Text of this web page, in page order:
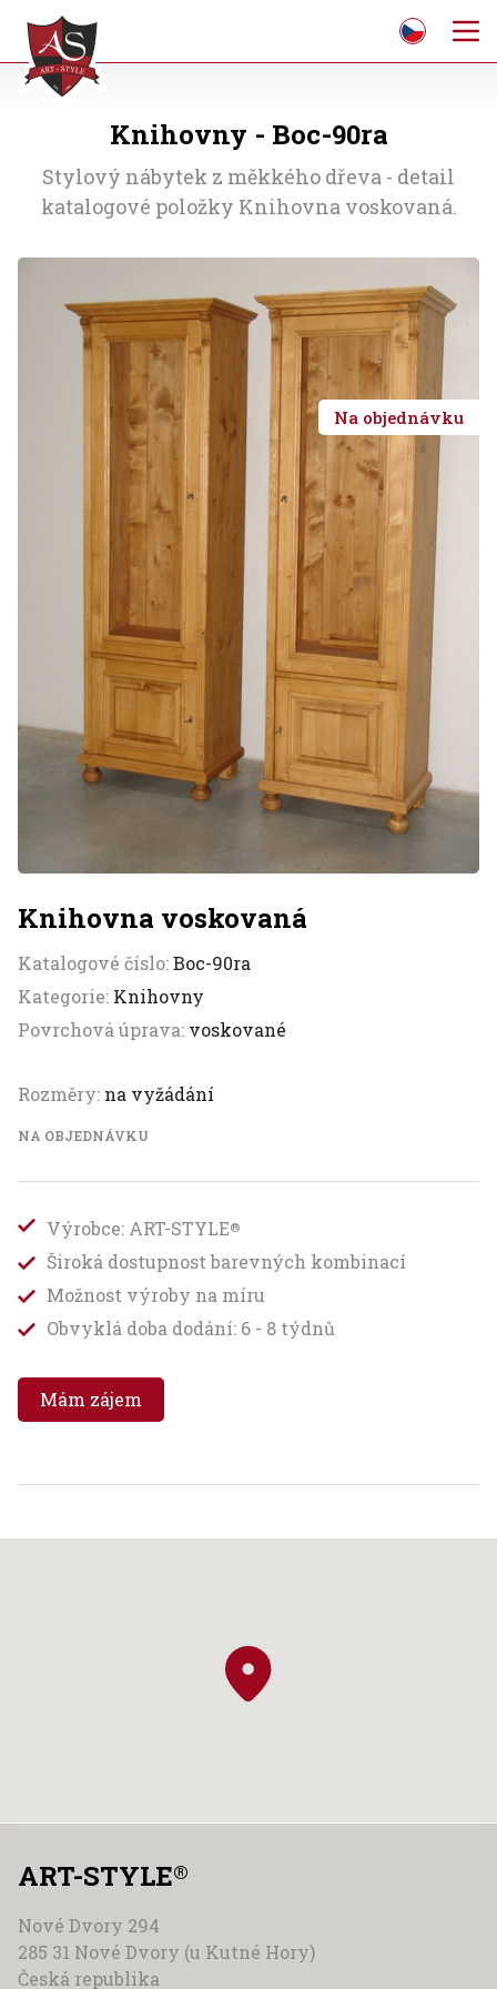
Knihovny - Boc-90ra
Stylový nábytek z měkkého dřeva - detail
katalogové položky Knihovna voskovaná.
Na objednávku
Knihovna voskovaná
Katalogové číslo:Boc-90ra
Kategorie: Knihovny
Povrchová úprava: voskované
Rozměry: na vyžádání
NA OBJEDNÁVKU
Výrobce: ART-STYLE®
Široká dostupnost barevných kombinací
Možnost výroby na míru
Obvyklá doba dodání: 6 - 8 týdnů
Mám zájem
ART-STYLE®
Nové Dvory 294
285 31 Nové Dvory (u Kutné Hory)
Česká republika